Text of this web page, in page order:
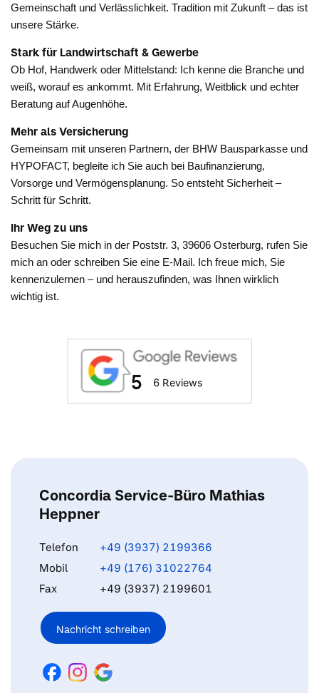
Gemeinschaft und Verlässlichkeit. Tradition mit Zukunft – das ist
unsere Stärke.
Stark für Landwirtschaft & Gewerbe
Ob Hof, Handwerk oder Mittelstand: Ich kenne die Branche und
weiß, worauf es ankommt. Mit Erfahrung, Weitblick und echter
Beratung auf Augenhöhe.
Mehr als Versicherung
Gemeinsam mit unseren Partnern, der BHW Bausparkasse und
HYPOFACT, begleite ich Sie auch bei Baufinanzierung,
Vorsorge und Vermögensplanung. So entsteht Sicherheit –
Schritt für Schritt.
Ihr Weg zu uns
Besuchen Sie mich in der Poststr. 3, 39606 Osterburg, rufen Sie
mich an oder schreiben Sie eine E-Mail. Ich freue mich, Sie
kennenzulernen – und herauszufinden, was Ihnen wirklich
wichtig ist.
5 6 Reviews
Concordia Service-Büro Mathias
Heppner
Telefon
+49 (3937) 2199366
Mobil
+49 (176) 31022764
Fax
+49 (3937) 2199601
Nachricht schreiben